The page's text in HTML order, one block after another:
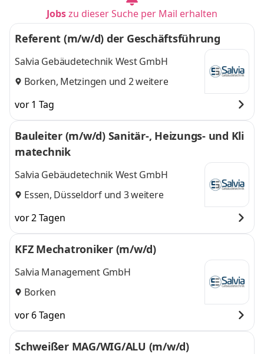
Jobszu dieser Suche per Mail erhalten
Referent (m/w/d) der Geschäftsführung
Salvia Gebäudetechnik West GmbH
Borken, Metzingen und 2 weitere
vor 1 Tag
Bauleiter (m/w/d) Sanitär-, Heizungs- und Kli
matechnik
Salvia Gebäudetechnik West GmbH
Essen, Düsseldorfund 3 weitere
vor 2 Tagen
KFZ Mechatroniker (m/w/d)
Salvia Management GmbH
Borken
vor 6 Tagen
Schweißer MAG/WIG/ALU (m/w/d)